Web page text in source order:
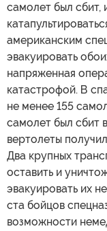
самолет был сбит,
американским
эвакуировать
напряженная
катастрофой. В
не менее 155
самолет был сбит
вертолеты
Два крупных
оставить и
эвакуировать их
ста бойцов
возможности